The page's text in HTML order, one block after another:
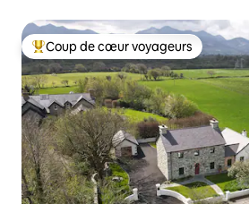
Coups de cœur voyageurs les plus
Coup de cœur voyageurs